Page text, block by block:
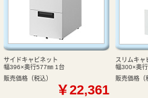
サイドキャビネット
幅396×奥行577㎜ 1台
販売価格（税込）
￥22,361
スリムキャ
幅300×奥
販売価格（